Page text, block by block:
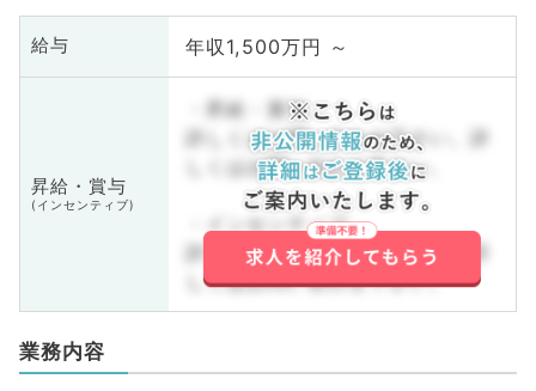
給与 年収1,500万円 ～
昇給・賞与
(インセンティブ)
・昇給・賞与
詳しくはお問い合わせ下さい。詳
しくはお問い合わせ下さい。
・インセンティブ
詳しくはお問い合わせ下さい。詳
しくはお問い合わせ下さい。
業務内容